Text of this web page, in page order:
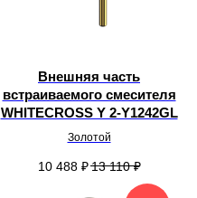
Внешняя часть
встраиваемого смесителя
WHITECROSS Y 2-Y1242GL
Золотой
10 488 ₽13 110 ₽